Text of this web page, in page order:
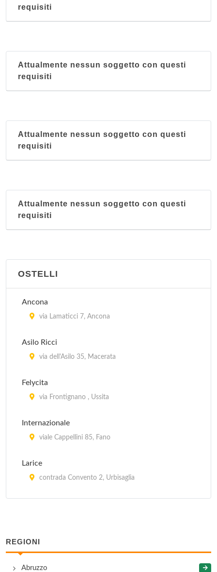
via Cavour 9, Recanati
C.T.S.
via Cesare Battisti 4, San Severino Marche
via Zeppilli 13/a, Fermo
requisiti
Attualmente nessun soggetto con questi
requisiti
Attualmente nessun soggetto con questi
requisiti
Attualmente nessun soggetto con questi
requisiti
OSTELLI
Ancona
via Lamaticci 7, Ancona
Asilo Ricci
via dell'Asilo 35, Macerata
Felycita
via Frontignano , Ussita
Internazionale
viale Cappellini 85, Fano
Larice
contrada Convento 2, Urbisaglia
Ostello Comunale
REGIONI
Abruzzo